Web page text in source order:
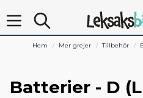
Hem Mer grejer Tillbehör
Batterier - D